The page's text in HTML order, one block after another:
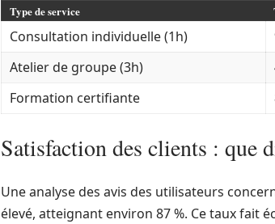
Type de service
Consultation individuelle (1h)
Atelier de groupe (3h)
Formation certifiante
Satisfaction des clients : que
Une analyse des avis des utilisateurs
élevé, atteignant environ 87 %. Ce taux fait